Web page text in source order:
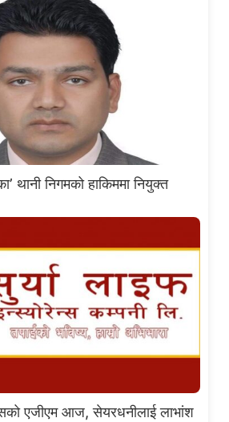
थानी निगमको हाकिममा नियुक्त
एजीएम आज, सेयरधनीलाई लाभांश